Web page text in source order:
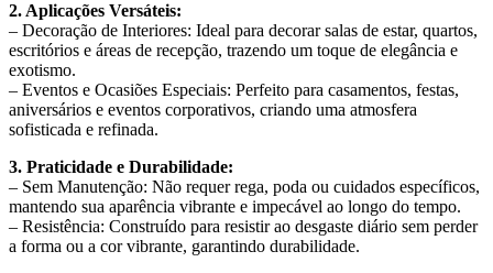
2. Aplicações Versáteis:
– Decoração de Interiores: Ideal para decorar salas de estar, quartos,
escritórios e áreas de recepção, trazendo um toque de elegância e
exotismo.
– Eventos e Ocasiões Especiais: Perfeito para casamentos, festas,
aniversários e eventos corporativos, criando uma atmosfera
sofisticada e refinada.
3. Praticidade e Durabilidade:
– Sem Manutenção: Não requer rega, poda ou cuidados específicos,
mantendo sua aparência vibrante e impecável ao longo do tempo.
– Resistência: Construído para resistir ao desgaste diário sem perder
a forma ou a cor vibrante, garantindo durabilidade.